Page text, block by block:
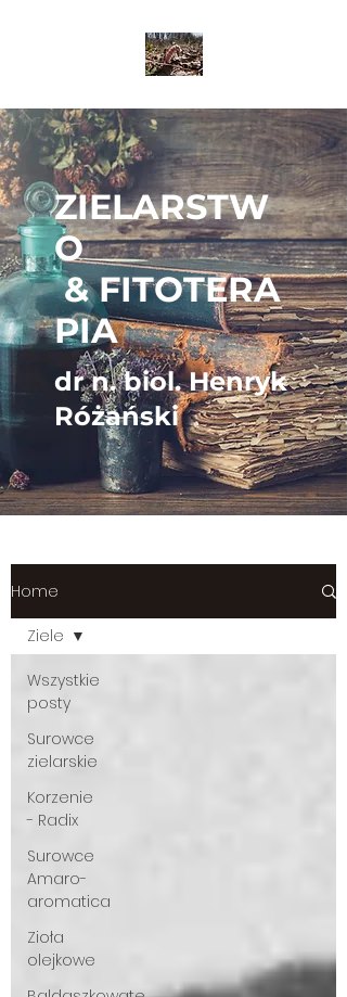
Home
Wszystkie
posty
Surowce
zielarskie
Korzenie
- Radix
Surowce
Amaro-
aromatica
Zioła
olejkowe
Ziele
ZIELARSTW
O
& FITOTERA
PIA
dr n. biol. Henryk
Różański